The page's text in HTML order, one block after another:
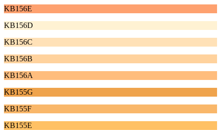
KB156E
KB156D
KB156C
KB156B
KB156A
KB155G
KB155F
KB155E